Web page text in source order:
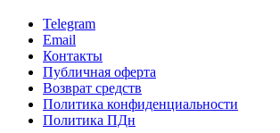
Telegram
Email
Контакты
Публичная оферта
Возврат средств
Политика конфиденциальности
Политика ПДн